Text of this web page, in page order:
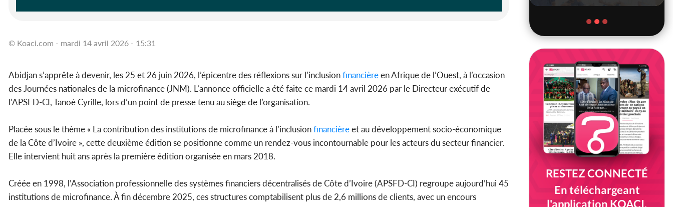
© Koaci.com - mardi 14 avril 2026 - 15:31
Abidjan s’apprête à devenir, les 25 et 26 juin 2026, l’épicentre des réflexions sur l’inclusionfinancièreen Afrique de l’Ouest, à l’occasion
des Journées nationales de la microfinance (JNM). L’annonce officielle a été faite ce mardi 14 avril 2026 par le Directeur exécutif de
l’APSFD-CI, Tanoé Cyrille, lors d’un point de presse tenu au siège de l’organisation.
Placée sous le thème « La contribution des institutions de microfinance à l’inclusionfinancièreet au développement socio-économique
de la Côte d’Ivoire », cette deuxième édition se positionne comme un rendez-vous incontournable pour les acteurs du secteur financier.
Elle intervient huit ans après la première édition organisée en mars 2018.
Créée en 1998, l’Association professionnelle des systèmes financiers décentralisés de Côte d’Ivoire (APSFD-CI) regroupe aujourd’hui 45
institutions de microfinance. À fin décembre 2025, ces structures comptabilisent plus de 2,6 millions de clients, avec un encours
RESTEZ CONNECTÉ
En téléchargeant
l'application KOACI.